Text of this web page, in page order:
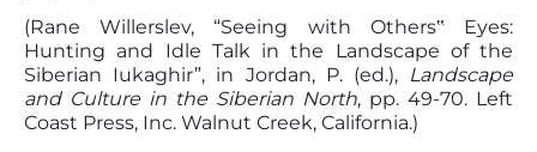
(Rane Willerslev, “Seeing with Others‟ Eyes:
Hunting and Idle Talk in the Landscape of the
Siberian Iukaghir”, in Jordan, P. (ed.), Landscape
and Culture in the Siberian North, pp. 49-70. Left
Coast Press, Inc. Walnut Creek, California.)